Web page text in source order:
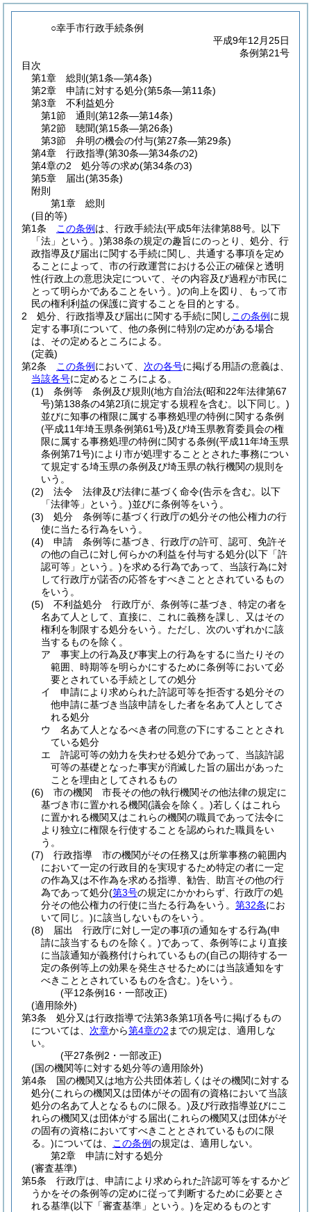
○幸手市行政手続条例
平成9年12月25日
条例第21号
目次
第1章
総則 (第1条―第4条)
第2章
申請に対する処分(第5条―第11条)
第3章
不利益処分
第1節
通則 (第12条―第14条)
第2節
聴聞(第15条―第26条)
第3節
弁明の機会の付与(第27条―第29条)
第4章
行政指導(第30条―第34条の2)
第4章の2
処分等の求め(第34条の3)
第5章
届出(第35条)
附則
第1章
総則
(目的等)
第1条
この条例 は、行政手続法(平成5年法律第88号。以下
「法」という。)第38条の規定の趣旨にのっとり、処分、行
政指導及び届出に関する手続に関し、共通する事項を定め
ることによって、市の行政運営における公正の確保と透明
性(行政上の意思決定について、その内容及び過程が市民に
とって明らかであることをいう。)の向上を図り、もって市
民の権利利益の保護に資することを目的とする。
2
処分、行政指導及び届出に関する手続に関し この条例 に規
定する事項について、他の条例に特別の定めがある場合
は、その定めるところによる。
(定義)
第2条
この条例 において、 次の各号に掲げる用語の意義は、
当該各号に定めるところによる。
(1)
条例等 条例及び規則 (地方自治法(昭和22年法律第67
号)第138条の4第2項に規定する規程を含む。以下同じ。)
並びに知事の権限に属する事務処理の特例に関する条例
(平成11年埼玉県条例第61号)及び埼玉県教育委員会の権
限に属する事務処理の特例に関する条例(平成11年埼玉県
条例第71号)により市が処理することとされた事務につい
て規定する埼玉県の条例及び埼玉県の執行機関の規則を
いう。
(2)
法令 法律及び法律に基づく命令(告示を含む。以下
「法律等」という。)並びに条例等をいう。
(3)
処分 条例等に基づく行政庁の処分その他公権力の行
使に当たる行為をいう。
(4)
申請 条例等に基づき、行政庁の許可、認可、免許そ
の他の自己に対し何らかの利益を付与する処分(以下「許
認可等」という。)を求める行為であって、当該行為に対
して行政庁が諾否の応答をすべきこととされているもの
をいう。
(5)
不利益処分 行政庁が、条例等に基づき、特定の者を
名あて人として、直接に、これに義務を課し、又はその
権利を制限する処分をいう。 ただし、次のいずれかに該
当するものを除く。
ア
事実上の行為及び事実上の行為をするに当たりその
範囲、時期等を明らかにするために条例等において必
要とされている手続としての処分
イ
申請により求められた許認可等を拒否する処分その
他申請に基づき当該申請をした者を名あて人としてさ
れる処分
ウ
名あて人となるべき者の同意の下にすることとされ
ている処分
エ
許認可等の効力を失わせる処分であって、当該許認
可等の基礎となった事実が消滅した旨の届出があった
ことを理由としてされるもの
(6)
市の機関 市長その他の執行機関その他法律の規定に
基づき市に置かれる機関(議会を除く。)若しくはこれら
に置かれる機関又はこれらの機関の職員であって法令に
より独立に権限を行使することを認められた職員をい
う。
(7)
行政指導 市の機関がその任務又は所掌事務の範囲内
において一定の行政目的を実現するため特定の者に一定
の作為又は不作為を求める指導、勧告、助言その他の行
為であって処分(第3号の規定にかかわらず、行政庁の処
分その他公権力の行使に当たる行為をいう。 第32条にお
いて同じ。)に該当しないものをいう。
(8)
届出 行政庁に対し一定の事項の通知をする行為(申
請に該当するものを除く。)であって、条例等により直接
に当該通知が義務付けられているもの(自己の期待する一
定の条例等上の効果を発生させるためには当該通知をす
べきこととされているものを含む。)をいう。
(平12条例16・一部改正)
(適用除外)
第3条
処分又は行政指導で法第3条第1項各号に掲げるもの
については、 次章から第4章の2 までの規定は、適用しな
い。
(平27条例2・一部改正)
(国の機関等に対する処分等の適用除外)
第4条
国の機関又は地方公共団体若しくはその機関に対する
処分(これらの機関又は団体がその固有の資格において当該
処分の名あて人となるものに限る。)及び行政指導並びにこ
れらの機関又は団体がする届出(これらの機関又は団体がそ
の固有の資格においてすべきこととされているものに限
る。)については、 この条例の規定は、適用しない。
第2章
申請に対する処分
(審査基準)
第5条
行政庁は、申請により求められた許認可等をするかど
うかをその条例等の定めに従って判断するために必要とさ
れる基準(以下「審査基準」という。)を定めるものとす